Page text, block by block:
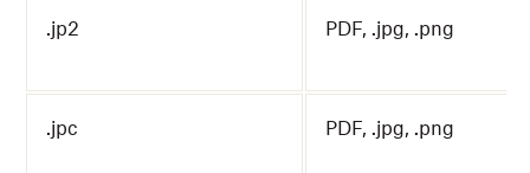
.jp2 PDF, .jpg, .png
.jpc PDF, .jpg, .png